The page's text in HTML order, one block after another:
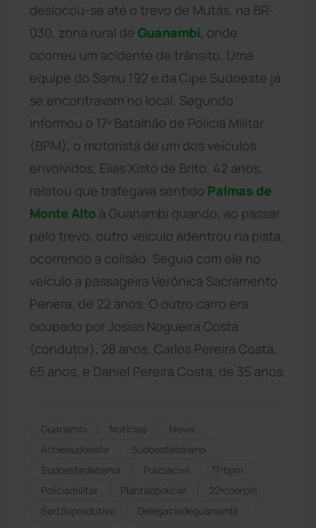
deslocou-se até o trevo de Mutãs, na BR-
030, zona rural de Guanambi, onde
ocorreu um acidente de trânsito. Uma
equipe do Samu 192 e da Cipe Sudoeste já
se encontravam no local. Segundo
informou o 17º Batalhão de Polícia Militar
(BPM), o motorista de um dos veículos
envolvidos, Elias Xisto de Brito, 42 anos,
relatou que trafegava sentido Palmas de
Monte Alto à Guanambi quando, ao passar
pelo trevo, outro veículo adentrou na pista,
ocorrendo a colisão. Seguia com ele no
veículo a passageira Verônica Sacramento
Penera, de 22 anos. O outro carro era
ocupado por Josias Nogueira Costa
(condutor), 28 anos, Carlos Pereira Costa,
65 anos, e Daniel Pereira Costa, de 35 anos.
Guanambi Notícias
News
Acheisudoeste
Sudoestebaiano
Sudoestedabahia
Políciacivil
17ºbpm
Políciamilitar
Plantãopolicial
22ªcoorpin
Sertãoprodutivo
Delegaciadeguanambi